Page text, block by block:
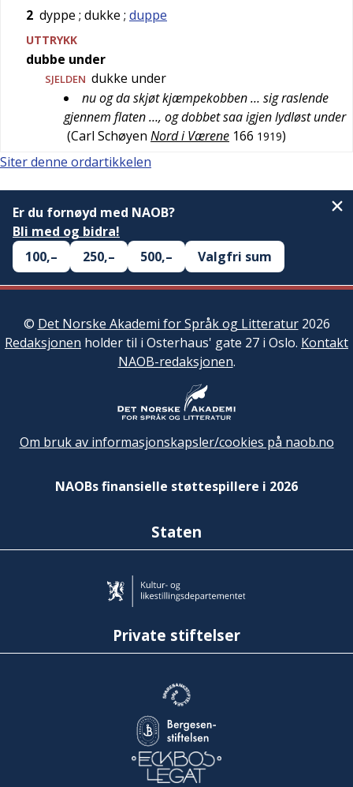
2 dyppe ; dukke ; duppe
UTTRYKK
dubbe under
SJELDEN dukke under
nu og da skjøt kjæmpekobben … sig raslende
gjennem flaten …, og dobbet saa igjen lydløst under
(Carl Schøyen Nord i Værene 166 1919)
Siter denne ordartikkelen
Er du fornøyd med NAOB?
Bli med og bidra!
100,–
250,– 500,– Valgfri sum
© Det Norske Akademi for Språk og Litteratur2026
Redaksjonen holder til i Osterhaus' gate 27 i Oslo. Kontakt
NAOB-redaksjonen.
Om bruk av informasjonskapsler/cookies på naob.no
NAOBs finansielle støttespillere i 2026
Staten
Private stiftelser